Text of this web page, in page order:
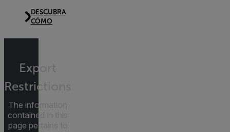
DESCUBRA
CÓMO
Export
Restrictions
The information
contained in this
page pertains to